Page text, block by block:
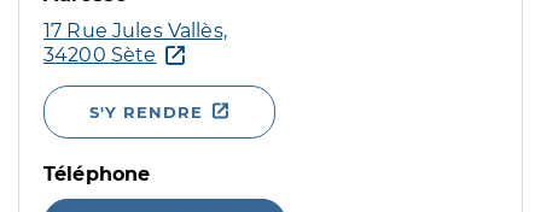
17 Rue Jules Vallès,
34200 Sète
S'Y RENDRE
Téléphone